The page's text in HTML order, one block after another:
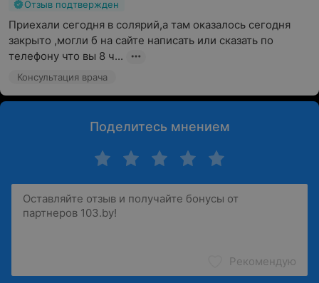
Отзыв подтвержден
Приехали сегодня в солярий,а там оказалось сегодня
закрыто ,могли б на сайте написать или сказать по
телефону что вы 8 ч...
Консультация врача
Поделитесь мнением
Рекомендую